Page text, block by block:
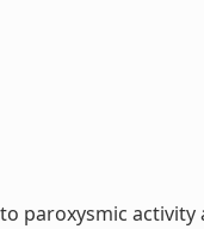
paroxysmic